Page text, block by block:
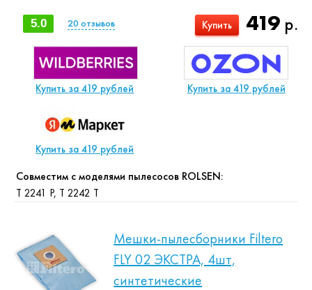
419 р.
Купить
5.0 20 отзывов
Купить за 419 рублей Купить за 419 рублей
Купить за 419 рублей
Совместим с моделями пылесосов ROLSEN:
T 2241 P, T 2242 T
Мешки-пылесборники Filtero
FLY 02 ЭКСТРА, 4шт,
синтетические